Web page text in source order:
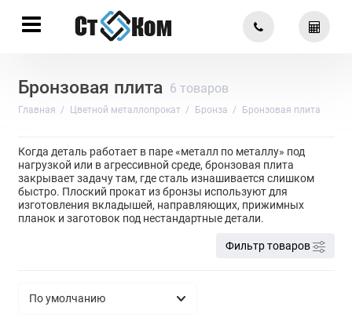
Бронзовая плита 6 товаров
Главная Цветной металлопрокат Бронза Бронзовая плита
Когда деталь работает в паре «металл по металлу» под
нагрузкой или в агрессивной среде, бронзовая плита
закрывает задачу там, где сталь изнашивается слишком
быстро. Плоский прокат из бронзы используют для
изготовления вкладышей, направляющих, прижимных
планок и заготовок под нестандартные детали.
Фильтр товаров